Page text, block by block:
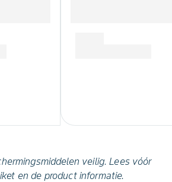
veilig. Lees vóór
en de product informatie.